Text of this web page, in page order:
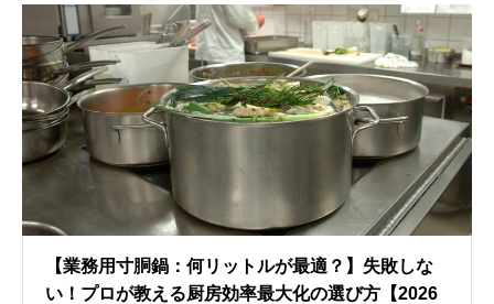
【業務用寸胴鍋：何リットルが最適？】失敗しな
い！プロが教える厨房効率最大化の選び方【2026